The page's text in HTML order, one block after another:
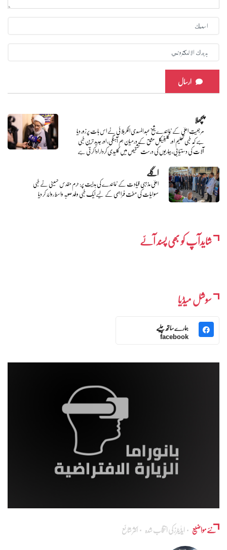
ارسال
پچھلا
مرجعیتِ اعلیٰ کے نمائندے شیخ عبد المہدی الکربلائی نے اس بات پر زور دیا
ہے کہ طبی تعلیم اور کلینیکل مشق کے درمیان ہم آہنگی، اور جدید ترین طبی
آلات کی دستیابی، بیماریوں کی درست تشخیص میں کلیدی کردار ادا کرتی ہے
اگلے
اعلیٰ مذہبی قیادت کے نمائندے کی ہدایت پر: حرم مقدس حسینی نے طبی
سہولیات کی مفت فراہمی کے لیے ایک طبی وفد صوبہ واسط روانہ کر دیا
شایدآپ کو بھی پسند آئے
سوشل میڈیا
ہمارے ساتھ چلیے
facebook
نئے مواضیع ایڈٰیٹرز کی انتخاب شدہ اکثر شائع